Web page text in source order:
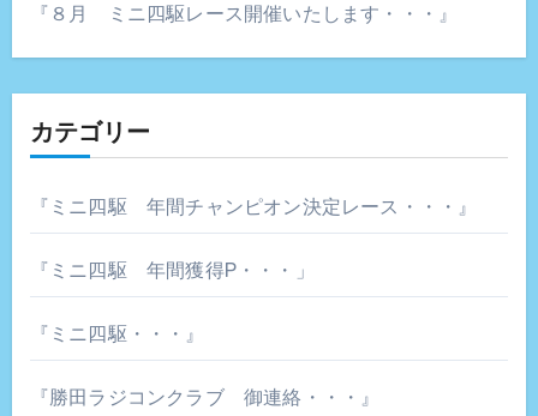
『８月 ミニ四駆レース開催いたします・・・』
カテゴリー
『ミニ四駆 年間チャンピオン決定レース・・・』
『ミニ四駆 年間獲得P・・・」
『ミニ四駆・・・』
『勝田ラジコンクラブ 御連絡・・・』